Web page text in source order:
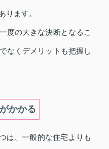
ります。
度の大きな決断となるこ
なくデメリットも把握し
かかる
は、一般的な住宅よりも